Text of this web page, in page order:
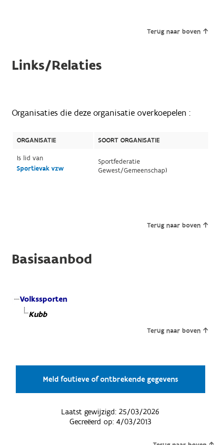
Terug naar boven
Links/Relaties
Organisaties die deze organisatie overkoepelen :
ORGANISATIE
SOORT ORGANISATIE
Is lid van
Sportievak vzw
Sportfederatie
Gewest/Gemeenschap)
Terug naar boven
Basisaanbod
Volkssporten
Kubb
Terug naar boven
Meld foutieve of ontbrekende gegevens
Laatst gewijzigd:25/03/2026
Gecreëerd op: 4/03/2013